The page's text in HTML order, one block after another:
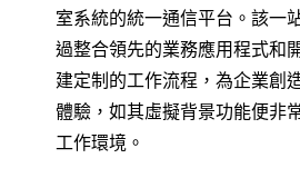
室系統的統一通信平台。該一
過整合領先的業務應用程式和
建定制的工作流程，為企業創
體驗，如其虛擬背景功能便非
工作環境。